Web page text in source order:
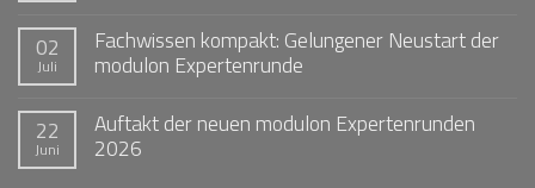
02
Juli
Fachwissen kompakt: Gelungener Neustart der
modulon Expertenrunde
22
Juni
Auftakt der neuen modulon Expertenrunden
2026